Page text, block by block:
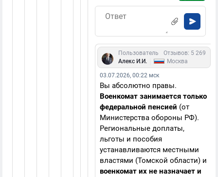
Пользователь
Отзывов: 5 269
Алекс И.И.
Москва
03.07.2026, 00:22 мск
Вы абсолютно правы.
Военкомат занимается только
федеральной пенсией (от
Министерства обороны РФ).
Региональные доплаты,
льготы и пособия
устанавливаются местными
властями (Томской области) и
военкомат их не назначает и